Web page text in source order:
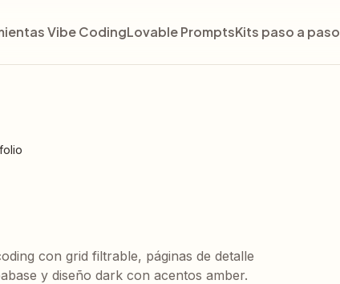
Vibe CodingLovable PromptsKits paso a paso
con grid filtrable, páginas de detalle
y diseño dark con acentos amber.